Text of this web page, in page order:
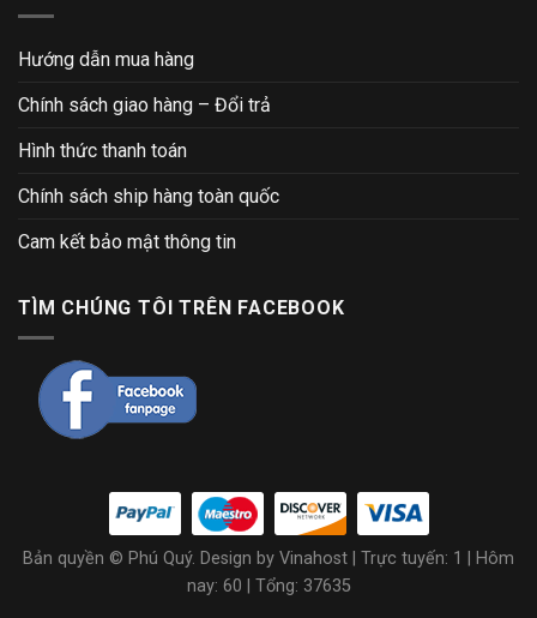
Hướng dẫn mua hàng
Chính sách giao hàng – Đổi trả
Hình thức thanh toán
Chính sách ship hàng toàn quốc
Cam kết bảo mật thông tin
TÌM CHÚNG TÔI TRÊN FACEBOOK
Bản quyền © Phú Quý. Design by Vinahost
| Trực tuyến: 1 | Hôm
nay: 60 | Tổng: 37635